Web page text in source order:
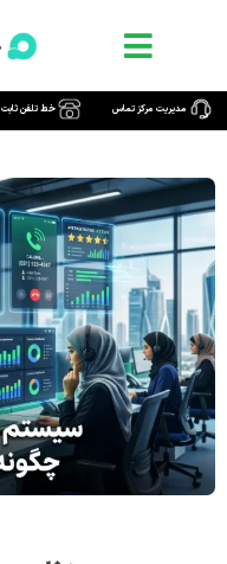
محتوامدیریت مرکز تماس خط تلفن ثابت